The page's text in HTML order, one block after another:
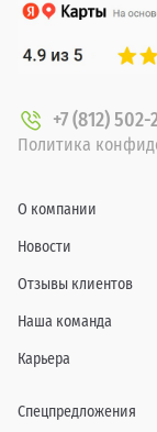
+7 (812) 502-
Политика
О компании
Новости
Отзывы клиентов
Наша команда
Карьера
Спецпредложения